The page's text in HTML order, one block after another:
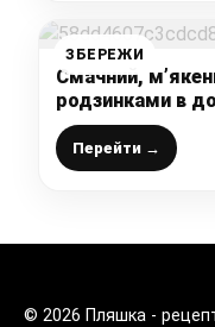
ЗБЕРЕЖИ
Смачний,
родзинками в
детальний
Перейти →
© 2026 Пляшка -